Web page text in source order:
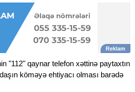
"112" qaynar telefon xəttinə paytaxtın
köməyə ehtiyacı olması barədə